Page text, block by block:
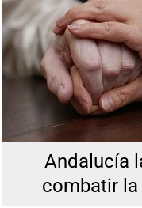
Andalucía
combatir